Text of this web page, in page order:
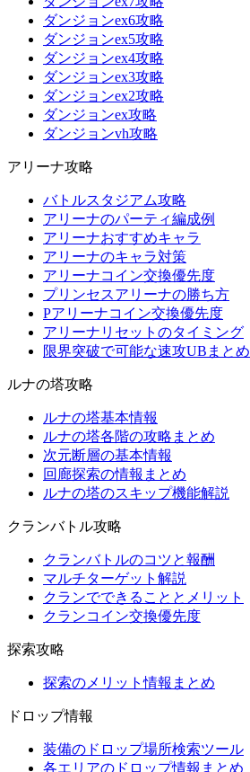
ダンジョンex6攻略
ダンジョンex5攻略
ダンジョンex4攻略
ダンジョンex3攻略
ダンジョンex2攻略
ダンジョンex攻略
ダンジョンvh攻略
アリーナ攻略
バトルスタジアム攻略
アリーナのパーティ編成例
アリーナおすすめキャラ
アリーナのキャラ対策
アリーナコイン交換優先度
プリンセスアリーナの勝ち方
Pアリーナコイン交換優先度
アリーナリセットのタイミング
限界突破で可能な速攻UBまとめ
ルナの塔攻略
ルナの塔基本情報
ルナの塔各階の攻略まとめ
次元断層の基本情報
回廊探索の情報まとめ
ルナの塔のスキップ機能解説
クランバトル攻略
クランバトルのコツと報酬
マルチターゲット解説
クランでできることとメリット
クランコイン交換優先度
探索攻略
探索のメリット情報まとめ
ドロップ情報
装備のドロップ場所検索ツール
各エリアのドロップ情報まとめ